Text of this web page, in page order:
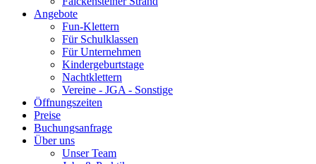
Angebote
Fun-Klettern
Für Schulklassen
Für Unternehmen
Kindergeburtstage
Nachtklettern
Vereine - JGA - Sonstige
Öffnungszeiten
Preise
Buchungsanfrage
Über uns
Unser Team